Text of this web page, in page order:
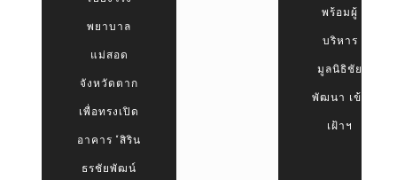
พยาบาล
แม่สอด
จังหวัดตาก
เพื่อทรงเปิด
อาคาร “สิริน
ธรชัยพัฒน์
พร้อมผู้
บริหาร
มูลนิธิชัย
พัฒนา เข้า
เฝ้าฯ